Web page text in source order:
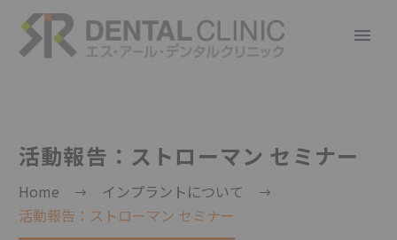
活動報告：ストローマン セミナー
Home
インプラントについて
活動報告：ストローマン セミナー